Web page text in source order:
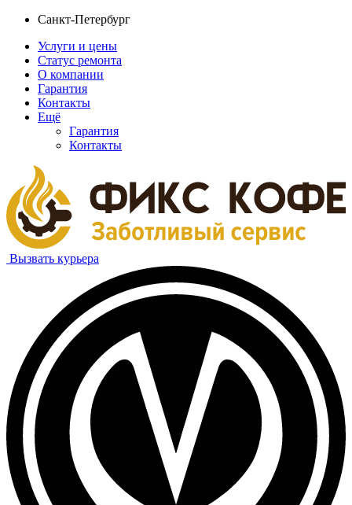
Санкт-Петербург
Услуги и цены
Статус ремонта
О компании
Гарантия
Контакты
Ещё
Гарантия
Контакты
Вызвать курьера